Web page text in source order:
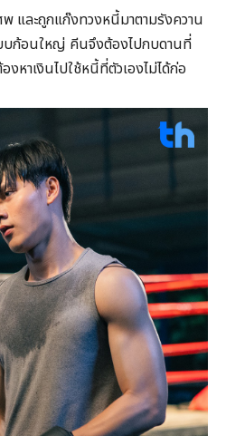
และถูกแก๊งทวงหนี้มาตามรังควาน
บก้อนใหญ่ คีนจึงต้องไปกบดานที่
หาเงินไปใช้หนี้ที่ตัวเองไม่ได้ก่อ